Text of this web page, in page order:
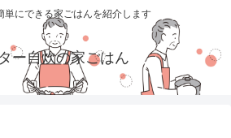
単にできる家ごはんを紹介します
ー自炊の家ごはん